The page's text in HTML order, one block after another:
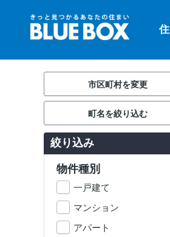
市区町村を変更
町名を絞り込む
絞り込み
物件種別
一戸建て
マンション
アパート